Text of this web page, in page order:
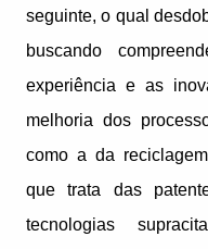
seguinte, o qual
buscando
experiência e as
melhoria dos
como a da
que trata das
tecnologias